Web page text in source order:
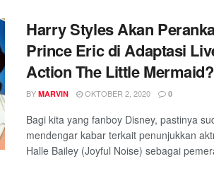
Harry Styles Akan
Prince Eric di Adaptasi
Action The Little Mermaid?
BY MARVIN OKTOBER 2, 2020 0
Bagi kita yang fanboy Disney, pastinya
mendengar kabar terkait penunjukkan
Halle Bailey (Joyful Noise) sebagai